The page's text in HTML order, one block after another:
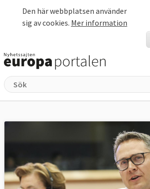
Den här webbplatsen använder
sig av cookies. Mer information